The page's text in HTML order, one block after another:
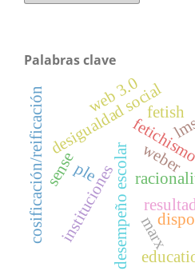
Palabras clave
desempeño escolar
desigualdad social
weber
instituciones
fetish
cosificación/reificación marx
ple
web 3.0
sense